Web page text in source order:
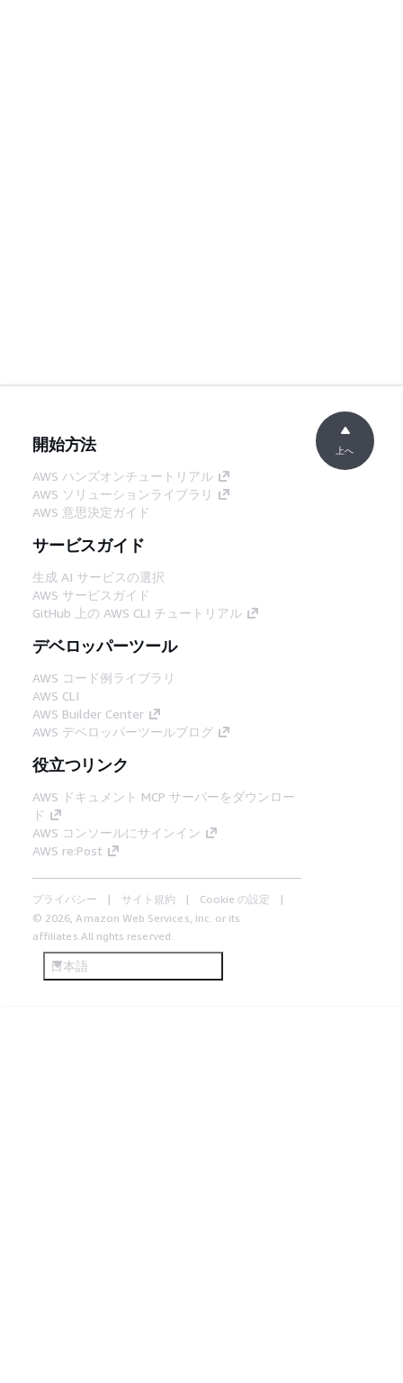
開始方法
AWS ハンズオンチュートリアル
AWS ソリューションライブラリ
AWS 意思決定ガイド
サービスガイド
生成 AI サービスの選択
AWS サービスガイド
GitHub 上の AWS CLI チュートリアル
デベロッパーツール
AWS コード例ライブラリ
AWS CLI
AWS Builder Center
AWS デベロッパーツールブログ
役立つリンク
AWS ドキュメント MCP サーバーをダウンロー
ド
AWS コンソールにサインイン
AWS re:Post
プライバシー サイト規約
Cookie の設定
© 2026, Amazon Web Services, Inc. or its
affiliates.All rights reserved.
日本語
上へ